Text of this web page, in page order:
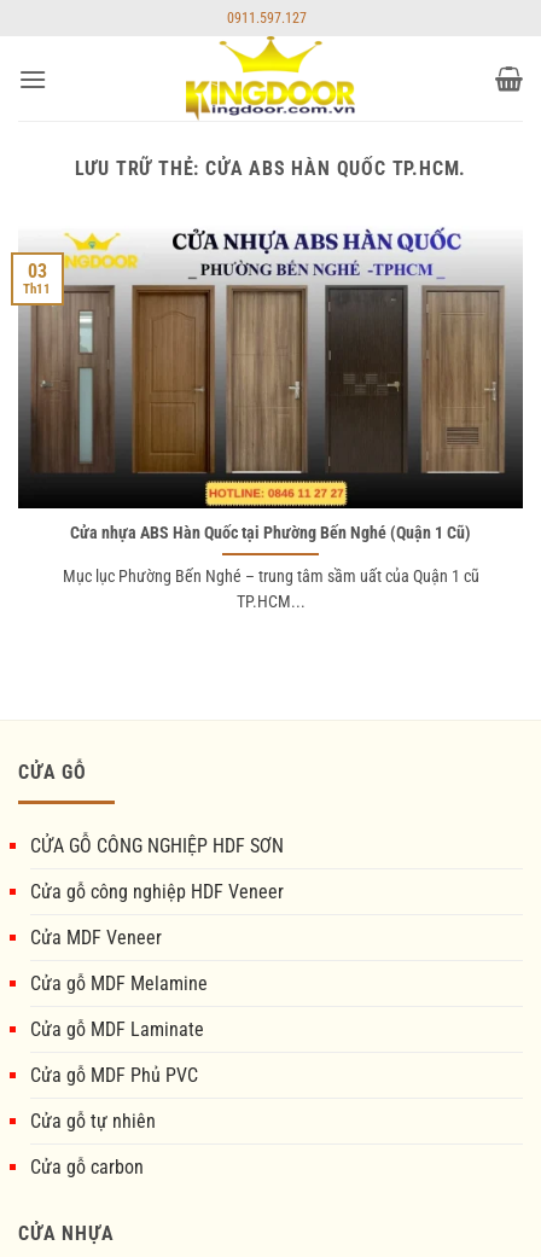
nội
0911.597.127
LƯU TRỮ THẺ:CỬA ABS HÀN QUỐC TP.HCM.
Cửa nhựa ABS Hàn Quốc tại Phường Bến Nghé (Quận 1 Cũ)
Mục lục Phường Bến Nghé – trung tâm sầm uất của Quận 1 cũ
TP.HCM...
03
Th11
CỬA GỖ
CỬA GỖ CÔNG NGHIỆP HDF SƠN
Cửa gỗ công nghiệp HDF Veneer
Cửa MDF Veneer
Cửa gỗ MDF Melamine
Cửa gỗ MDF Laminate
Cửa gỗ MDF Phủ PVC
Cửa gỗ tự nhiên
Cửa gỗ carbon
CỬA NHỰA